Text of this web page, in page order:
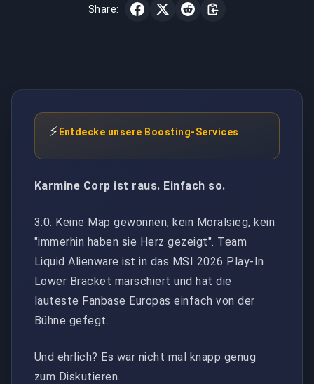
Share:
⚡ Entdecke unsere Boosting-Services
Karmine Corp ist raus. Einfach so.
3:0. Keine Map gewonnen, kein Moralsieg, kein
"immerhin haben sie Herz gezeigt". Team
Liquid Alienware ist in das MSI 2026 Play-In
Lower Bracket marschiert und hat die
lauteste Fanbase Europas einfach von der
Bühne gefegt.
Und ehrlich? Es war nicht mal knapp genug
zum Diskutieren.